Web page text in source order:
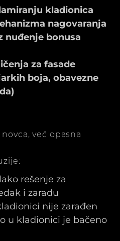
kladionica
nagovaranja
nuđenje bonusa
za fasade
boja, obavezne
već opasna
rešenje za
i zaradu
nije zarađen
u kladionici je bačeno